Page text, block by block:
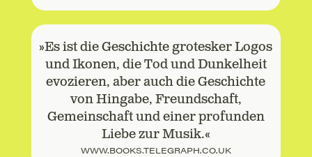
»Es ist die Geschichte grotesker Logos
und Ikonen, die Tod und Dunkelheit
evozieren, aber auch die Geschichte
von Hingabe, Freundschaft,
Gemeinschaft und einer profunden
Liebe zur Musik.«
WWW.BOOKS.TELEGRAPH.CO.UK